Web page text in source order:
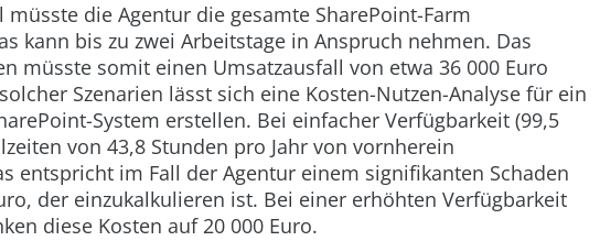
die Agentur die gesamte SharePoint-Farm
kann bis zu zwei Arbeitstage in Anspruch nehmen. Das
müsste somit einen Umsatzausfall von etwa 36 000 Euro
Szenarien lässt sich eine Kosten-Nutzen-Analyse für ein
System erstellen. Bei einfacher Verfügbarkeit (99,5
von 43,8 Stunden pro Jahr von vornherein
entspricht im Fall der Agentur einem signifikanten Schaden
der einzukalkulieren ist. Bei einer erhöhten Verfügbarkeit
diese Kosten auf 20 000 Euro.